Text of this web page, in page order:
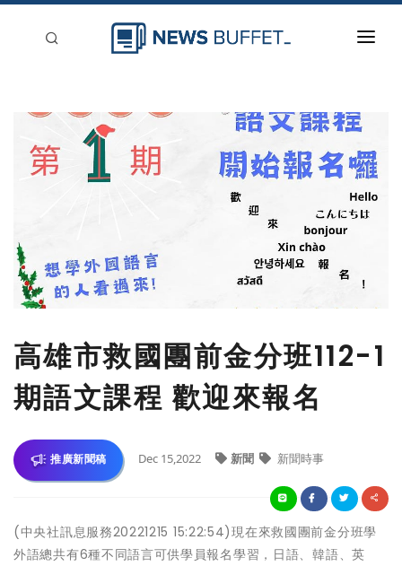
新聞稿分類
高雄市救國團前金分班112-1
期語文課程 歡迎來報名
推廣新聞稿 Dec 15,2022 新聞 新聞時事
(中央社訊息服務20221215 15:22:54)現在來救國團前金分班學
外語總共有6種不同語言可供學員報名學習，日語、韓語、英